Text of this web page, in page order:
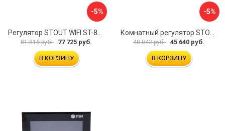
-5%
81 816 руб. 77 725 руб.
В КОРЗИНУ
-5%
48 042 руб. 45 640 руб.
В КОРЗИНУ